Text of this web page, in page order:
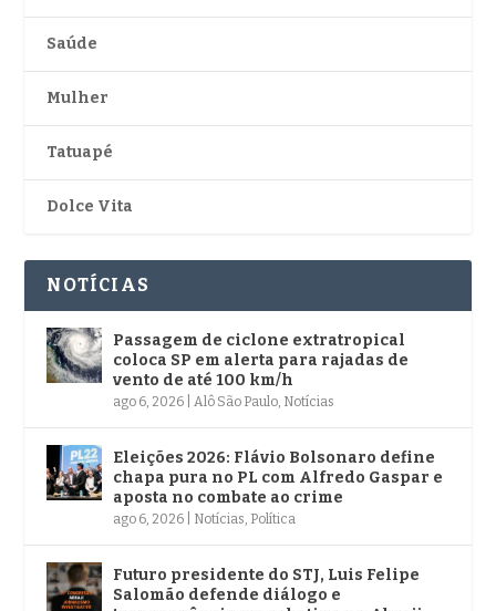
Saúde
Mulher
Tatuapé
Dolce Vita
NOTÍCIAS
Passagem de ciclone extratropical
coloca SP em alerta para rajadas de
vento de até 100 km/h
ago 6, 2026 Alô São Paulo Notícias
Eleições 2026: Flávio Bolsonaro define
chapa pura no PL com Alfredo Gaspar e
aposta no combate ao crime
ago 6, 2026 Notícias Política
Futuro presidente do STJ, Luis Felipe
Salomão defende diálogo e